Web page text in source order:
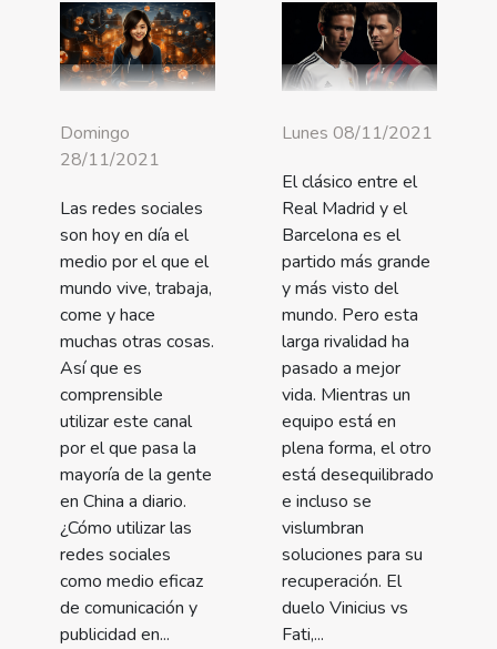
Domingo
28/11/2021
Las redes sociales
son hoy en día el
medio por el que el
mundo vive, trabaja,
come y hace
muchas otras cosas.
Así que es
comprensible
utilizar este canal
por el que pasa la
mayoría de la gente
en China a diario.
¿Cómo utilizar las
redes sociales
como medio eficaz
de comunicación y
publicidad en...
Lunes 08/11/2021
El clásico entre el
Real Madrid y el
Barcelona es el
partido más grande
y más visto del
mundo. Pero esta
larga rivalidad ha
pasado a mejor
vida. Mientras un
equipo está en
plena forma, el otro
está desequilibrado
e incluso se
vislumbran
soluciones para su
recuperación. El
duelo Vinicius vs
Fati,...